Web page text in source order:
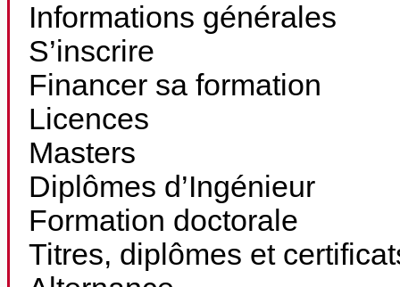
Informations générales
S’inscrire
Financer sa formation
Licences
Masters
Diplômes d’Ingénieur
Formation doctorale
Titres, diplômes et